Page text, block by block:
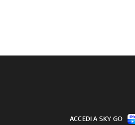
ACCEDI A SKY GO